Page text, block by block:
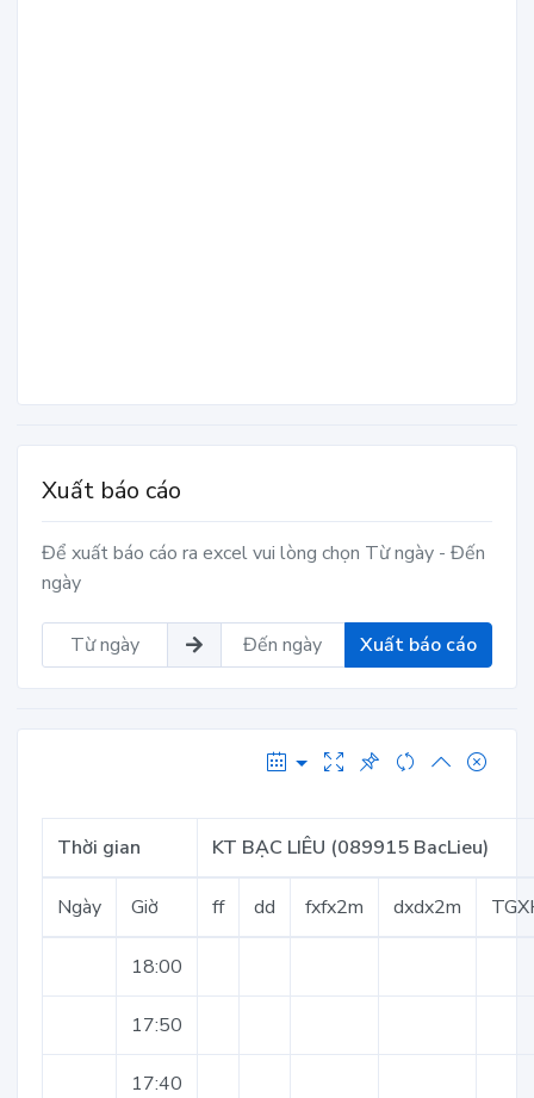
Xuất báo cáo
Để xuất báo cáo ra excel vui lòng chọn Từ ngày - Đến
ngày
Xuất báo cáo
Thời gian KT BẠC LIÊU (089915 BacLieu)
Ngày Giờ ff dd fxfx2m dxdx2m
18:00
17:50
17:40